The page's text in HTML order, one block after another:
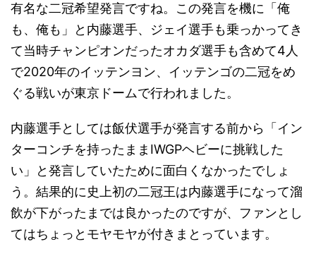
有名な二冠希望発言ですね。この発言を機に「俺
も、俺も」と内藤選手、ジェイ選手も乗っかってき
て当時チャンピオンだったオカダ選手も含めて4人
で2020年のイッテンヨン、イッテンゴの二冠をめ
ぐる戦いが東京ドームで行われました。
内藤選手としては飯伏選手が発言する前から「イン
ターコンチを持ったままIWGPヘビーに挑戦した
い」と発言していたために面白くなかったでしょ
う。結果的に史上初の二冠王は内藤選手になって溜
飲が下がったまでは良かったのですが、ファンとし
てはちょっとモヤモヤが付きまとっています。